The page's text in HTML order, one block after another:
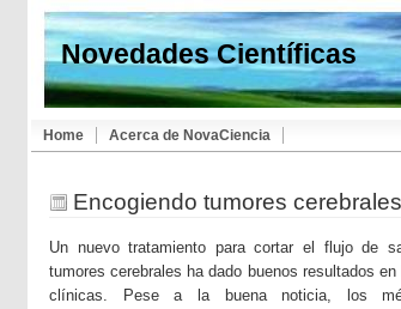
Novedades Científicas
Home Acerca de NovaCiencia
Encogiendo tumores cerebrales
Un nuevo tratamiento para cortar el flujo de
tumores cerebrales ha dado buenos resultados en
clínicas. Pese a la buena noticia, los